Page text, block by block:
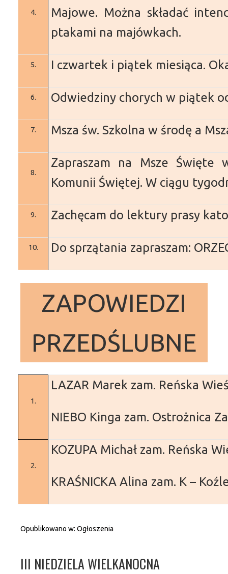
4.
Majowe. Można składać
ptakami na majówkach.
5. I czwartek i piątek miesiąca.
6. Odwiedziny chorych w piątek
7. Msza św. Szkolna w środę a
8.
Zapraszam na Msze Święte
Komunii Świętej. W ciągu
9. Zachęcam do lektury prasy
10. Do sprzątania zapraszam:
ZAPOWIEDZI
PRZEDŚLUBNE
1.
LAZAR Marek zam. Reńska
NIEBO Kinga zam. Ostrożnica
2.
KOZUPA Michał zam. Reńska
KRAŚNICKA Alina zam. K –
Opublikowano w: Ogłoszenia
III NIEDZIELA WIELKANOCNA